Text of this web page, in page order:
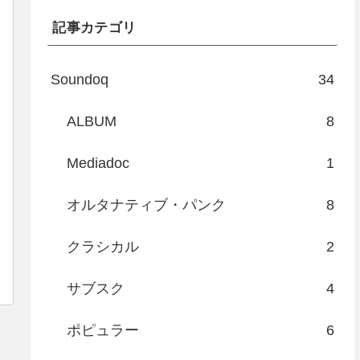
記事カテゴリ
Soundoq 34
ALBUM 8
Mediadoc 1
オルタナティブ・パンク 8
クラシカル 2
サブスク 4
ポピュラー 6